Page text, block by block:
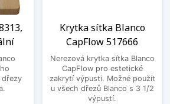
Krytka sítka Blanco
CapFlow 517666
Nerezová krytka sítka Blanco
CapFlow pro estetické
zakrytí výpusti. Možné použít
u všech dřezů Blanco s 3 1/2
výpustí.